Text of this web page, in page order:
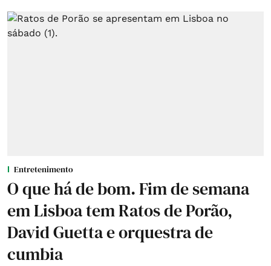
Entretenimento
O que há de bom. Fim de semana
em Lisboa tem Ratos de Porão,
David Guetta e orquestra de
cumbia